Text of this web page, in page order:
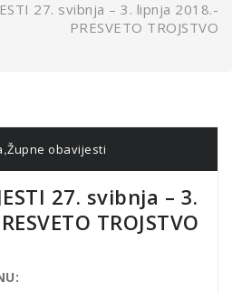
27. svibnja – 3. lipnja 2018.-
PRESVETO TROJSTVO
,Župne obavijesti
27. svibnja – 3.
TROJSTVO